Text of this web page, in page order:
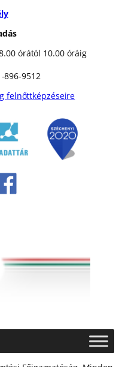
órától 10.00 óráig
896-9512
felnőttképzéseire